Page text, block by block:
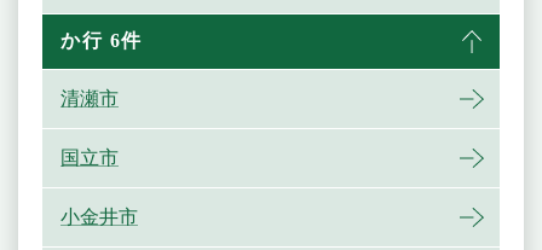
か行 6件
清瀬市
国立市
小金井市